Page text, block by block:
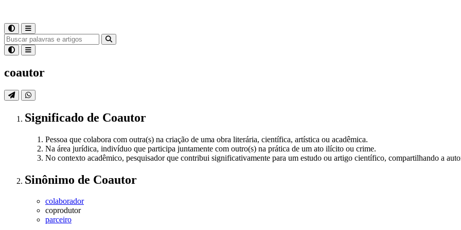
coautor
Significado de Coautor
Pessoa que colabora com outra(s) na criação de uma obra literária, científica, artística ou acadêmica.
Na área jurídica, indivíduo que participa juntamente com outro(s) na prática de um ato ilícito ou crime.
No contexto acadêmico, pesquisador que contribui significativamente para um estudo ou artigo científico, compartilhando a
Sinônimo de Coautor
colaborador
coprodutor
parceiro